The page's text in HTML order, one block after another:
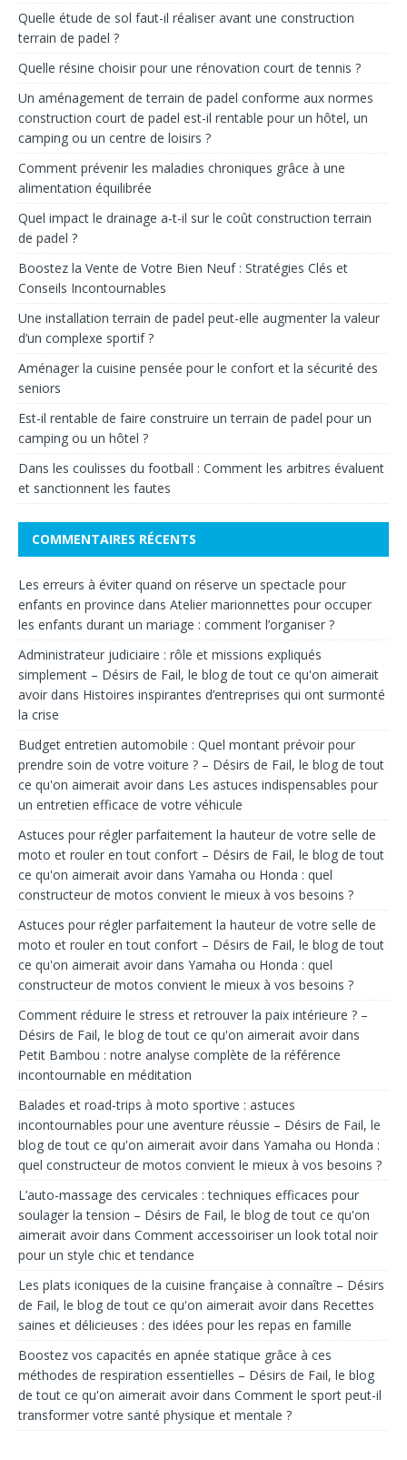
Quelle étude de sol faut-il réaliser avant une construction
terrain de padel ?
Quelle résine choisir pour une rénovation court de tennis ?
Un aménagement de terrain de padel conforme aux normes
construction court de padel est-il rentable pour un hôtel, un
camping ou un centre de loisirs ?
Comment prévenir les maladies chroniques grâce à une
alimentation équilibrée
Quel impact le drainage a-t-il sur le coût construction terrain
de padel ?
Boostez la Vente de Votre Bien Neuf : Stratégies Clés et
Conseils Incontournables
Une installation terrain de padel peut-elle augmenter la valeur
d’un complexe sportif ?
Aménager la cuisine pensée pour le confort et la sécurité des
seniors
Est-il rentable de faire construire un terrain de padel pour un
camping ou un hôtel ?
Dans les coulisses du football : Comment les arbitres évaluent
et sanctionnent les fautes
COMMENTAIRES RÉCENTS
Les erreurs à éviter quand on réserve un spectacle pour
enfants en province dans Atelier marionnettes pour occuper
les enfants durant un mariage : comment l’organiser ?
Administrateur judiciaire : rôle et missions expliqués
simplement – Désirs de Fail, le blog de tout ce qu'on aimerait
avoir dans Histoires inspirantes d’entreprises qui ont surmonté
la crise
Budget entretien automobile : Quel montant prévoir pour
prendre soin de votre voiture ? – Désirs de Fail, le blog de tout
ce qu'on aimerait avoir dans Les astuces indispensables pour
un entretien efficace de votre véhicule
Astuces pour régler parfaitement la hauteur de votre selle de
moto et rouler en tout confort – Désirs de Fail, le blog de tout
ce qu'on aimerait avoir dans Yamaha ou Honda : quel
constructeur de motos convient le mieux à vos besoins ?
Astuces pour régler parfaitement la hauteur de votre selle de
moto et rouler en tout confort – Désirs de Fail, le blog de tout
ce qu'on aimerait avoir dans Yamaha ou Honda : quel
constructeur de motos convient le mieux à vos besoins ?
Comment réduire le stress et retrouver la paix intérieure ? –
Désirs de Fail, le blog de tout ce qu'on aimerait avoir dans
Petit Bambou : notre analyse complète de la référence
incontournable en méditation
Balades et road-trips à moto sportive : astuces
incontournables pour une aventure réussie – Désirs de Fail, le
blog de tout ce qu'on aimerait avoir dans Yamaha ou Honda :
quel constructeur de motos convient le mieux à vos besoins ?
L’auto-massage des cervicales : techniques efficaces pour
soulager la tension – Désirs de Fail, le blog de tout ce qu'on
aimerait avoir dans Comment accessoiriser un look total noir
pour un style chic et tendance
Les plats iconiques de la cuisine française à connaître – Désirs
de Fail, le blog de tout ce qu'on aimerait avoir dans Recettes
saines et délicieuses : des idées pour les repas en famille
Boostez vos capacités en apnée statique grâce à ces
méthodes de respiration essentielles – Désirs de Fail, le blog
de tout ce qu'on aimerait avoir dans Comment le sport peut-il
transformer votre santé physique et mentale ?